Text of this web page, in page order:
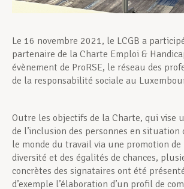
Le 16 novembre 2021, le LCGB a
partenaire de la Charte Emploi &
évènement de ProRSE, le réseau des
de la responsabilité sociale au
Outre les objectifs de la Charte, qui vise
de l’inclusion des personnes en situation
le monde du travail via une promotion
diversité et des égalités de chances,
concrètes des signataires ont été
d’exemple l’élaboration d’un profil de